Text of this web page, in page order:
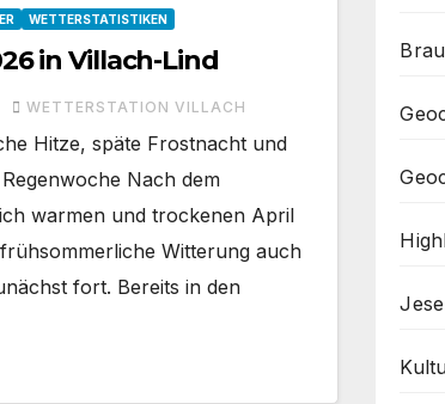
WETTERSTATISTIKEN
in Villach-Lind
WETTERSTATION VILLACH
Hitze, späte Frostnacht und
Nach dem
warmen und trockenen April
Witterung auch
fort. Bereits in den